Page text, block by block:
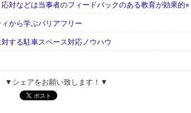
対などは当事者のフィードバックのある教育が効果的⭐︎
から学ぶバリアフリー
する駐車スペース対応ノウハウ
▼シェアをお願い致します！▼